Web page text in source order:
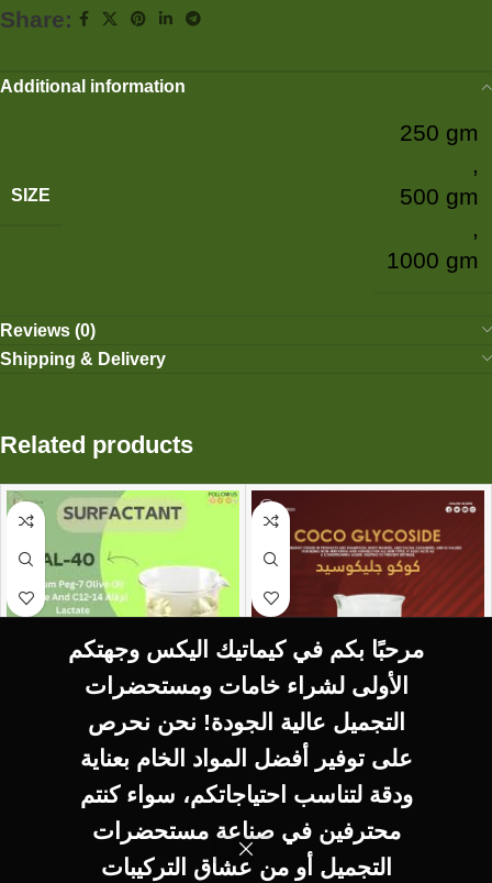
مرحبًا بكم في كيماتيك اليكس وجهتكم
الأولى لشراء خامات ومستحضرات
التجميل عالية الجودة! نحن نحرص
على توفير أفضل المواد الخام بعناية
ودقة لتناسب احتياجاتكم، سواء كنتم
محترفين في صناعة مستحضرات
التجميل أو من عشاق التركيبات
Share:
Additional information
SIZE
250 gm
,
500 gm
,
1000 gm
Reviews (0)
Shipping & Delivery
Related products
SELECT OPTIONS
AL-40 Sodium Peg-7
Olive Oil Citrate And
C12-14 Alkyl Lactate
SURFACTANT
SELECT OPTIONS
Coco glycoside كوكو
جليكوسيد
SURFACTANT